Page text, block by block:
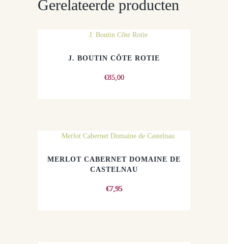
Gerelateerde producten
J. BOUTIN CÔTE ROTIE
€85,00
MERLOT CABERNET DOMAINE DE
CASTELNAU
€7,95